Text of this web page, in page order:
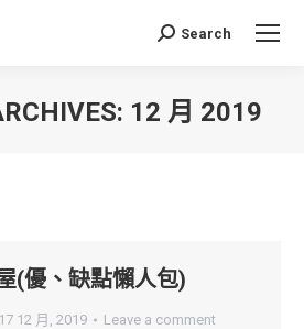
Search:
Search
12 月 2019
(優、缺點懶人包)
17 12 月, 2019 Leave a comment